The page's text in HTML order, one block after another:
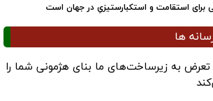
برای استقامت و استکبارستیزیِ در جهان است
ها
تعرض به زیرساخت‌های ما بنای هژمونی شما را